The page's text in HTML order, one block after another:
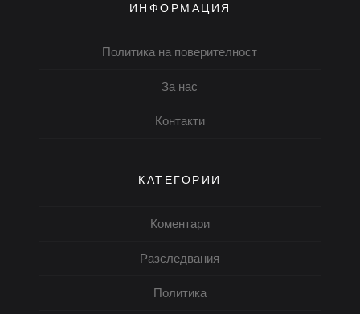
ИНФОРМАЦИЯ
Политика на поверителност
За нас
Контакти
КАТЕГОРИИ
Коментари
Разследвания
Политика